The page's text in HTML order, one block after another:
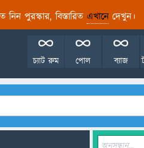
নিন পুরস্কার, বিস্তারিত এখানেদেখুন।
ব্যাজ
পোল
চ্যাট রুম